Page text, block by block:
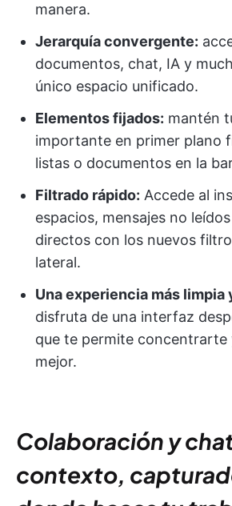
manera.
Jerarquía convergente:
documentos, chat, IA y
único espacio unificado.
Elementos fijados: mantén
importante en primer plano
listas o documentos en la
Filtrado rápido: Accede al
espacios, mensajes no
directos con los nuevos
lateral.
Una experiencia más limpia
disfruta de una interfaz
que te permite
mejor.
Colaboración y
contexto,